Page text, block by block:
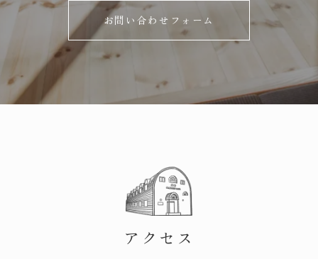
お問い合わせフォーム
アクセス